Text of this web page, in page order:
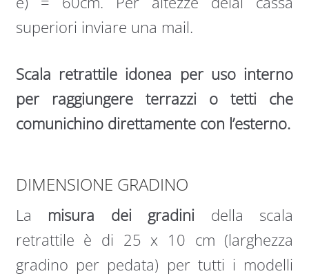
superiori inviare una mail.
Scala retrattile idonea per uso interno
per raggiungere terrazzi o tetti che
comunichino direttamente con l’esterno.
DIMENSIONE GRADINO
La misura dei gradini della scala
retrattile è di 25 x 10 cm (larghezza
gradino per pedata) per tutti i modelli